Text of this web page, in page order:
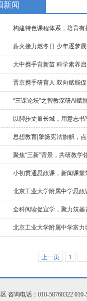
新闻
构建特色课程体系，培育
薪火接力燃冬日 少年逐梦
大中携手育新苗 科学素养
晋京携手研育人 双向赋能
“三课论坛”之智教深研AI
以脚步丈量长城，用意志
思想教育|擎扬宪法旗帜，
聚焦“三新”背景，共研教
小初贯通思政课，新闻课
北京工业大学附属中学思政
全科阅读促宜学，聚力筑
北京工业大学附属中学富力
上一页 1 ...
咨询电话：010-58768322